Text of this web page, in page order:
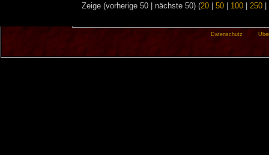
Zeige (vorherige 50 | nächste 50) (20| 50| 100| 250|
Datenschutz